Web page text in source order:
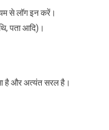
से लॉग इन करें।
पता आदि)।
है और अत्यंत सरल है।